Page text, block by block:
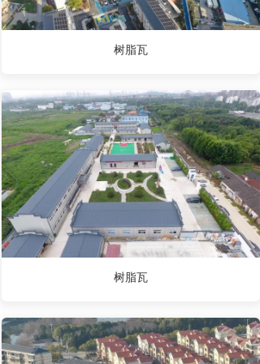
树脂瓦
树脂瓦